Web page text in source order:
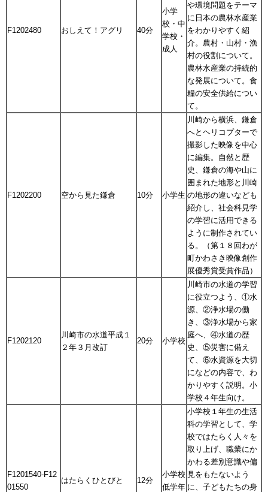
F1202480 おしえて！アグリ 40分
小学
校・中
学校・
成人
や環境問題をテーマ
に日本の農林水産業
をわかりやすく紹
介。農村・山村・漁
村の役割について。
農林水産業の持続的
な発展について。食
糧の安全供給につい
て。
F1202200 空から見た鎌倉 10分 小学生
川崎から横浜、鎌倉
へとヘリコプターで
撮影した映像を中心
に編集。自然と歴
史、鎌倉の海や山に
囲まれた地形と川崎
の地形の違いなども
紹介し、社会科見学
の学習に活用できる
ように制作されてい
る。（第１８回わが
町かわさき映像創作
展優秀賞受賞作品）
F1202120
川崎市の水道平成１
２年３月改訂
20分 小学校
川崎市の水道の学習
に役立つよう、①水
源、②浄水場の働
き、③浄水場から家
庭へ、④水道の歴
史、⑤災害に備え
て、⑥水資源を大切
になどの内容で、わ
かりやすく説明。小
学校４年生向け。
F1201540-F12
01550
はたらくひとびと 12分
小学校
低学年
小学校１年生の生活
科の学習として、学
校ではたらく人々を
取り上げ、職業にか
かわる差別意識や偏
見をもたないよう
に、子どもたちの身